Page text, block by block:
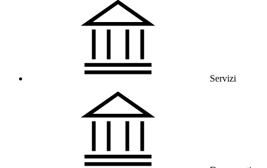
Servizi